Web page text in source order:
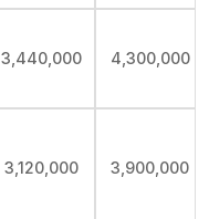
3,440,000 4,300,000
3,120,000 3,900,000